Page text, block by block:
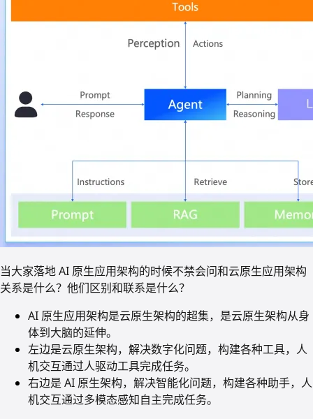
当大家落地 AI 原生应用架构的时候不禁会问和云原生应用架构
关系是什么？他们区别和联系是什么？
AI 原生应用架构是云原生架构的超集，是云原生架构从身
体到大脑的延伸。
左边是云原生架构，解决数字化问题，构建各种工具，人
机交互通过人驱动工具完成任务。
右边是 AI 原生架构，解决智能化问题，构建各种助手，人
机交互通过多模态感知自主完成任务。